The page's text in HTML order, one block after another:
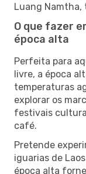
Luang Namtha,
O que fazer
época alta
Perfeita para
livre, a época
temperaturas
explorar os
festivais
café.
Pretende
iguarias de
época alta